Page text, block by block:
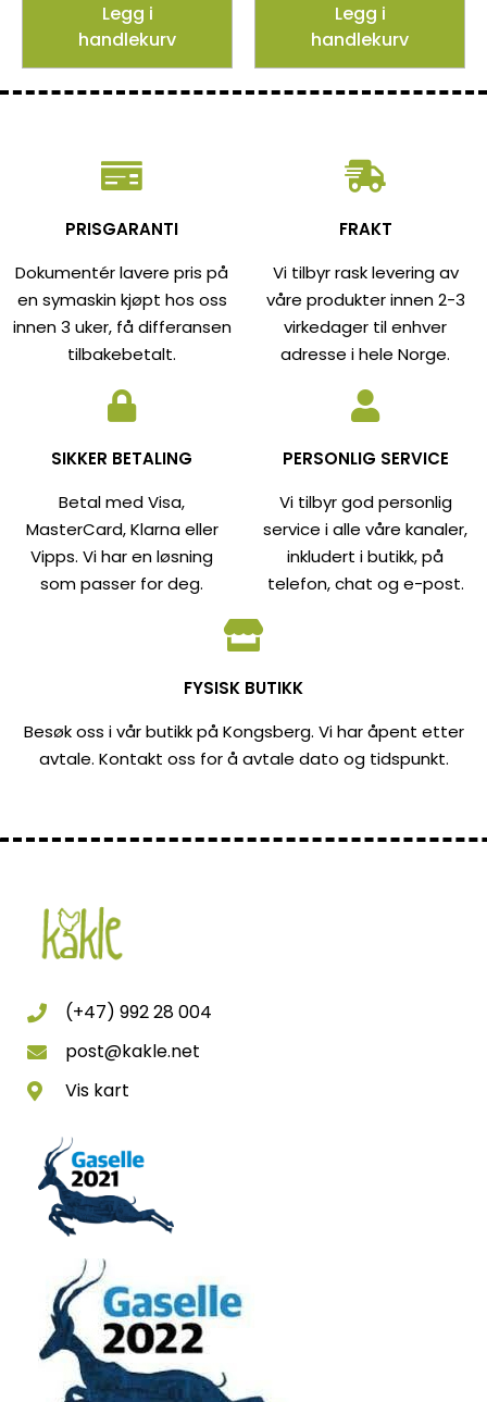
Legg i
handlekurv
Legg i
handlekurv
PRISGARANTI
Dokumentér lavere pris på
en symaskin kjøpt hos oss
innen 3 uker, få differansen
tilbakebetalt.
FRAKT
Vi tilbyr rask levering av
våre produkter innen 2-3
virkedager til enhver
adresse i hele Norge.
SIKKER BETALING
Betal med Visa,
MasterCard, Klarna eller
Vipps. Vi har en løsning
som passer for deg.
PERSONLIG SERVICE
Vi tilbyr god personlig
service i alle våre kanaler,
inkludert i butikk, på
telefon, chat og e-post.
FYSISK BUTIKK
Besøk oss i vår butikk på Kongsberg. Vi har åpent etter
avtale. Kontakt oss for å avtale dato og tidspunkt.
(+47) 992 28 004
post@kakle.net
Vis kart